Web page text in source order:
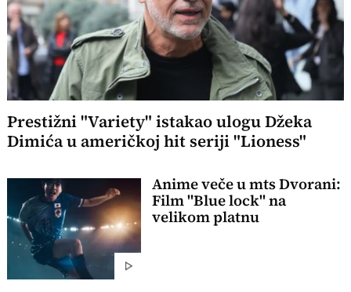
Prestižni "Variety" istakao ulogu Džeka
Dimića u američkoj hit seriji "Lioness"
Anime veče u mts Dvorani:
Film "Blue lock" na
velikom platnu